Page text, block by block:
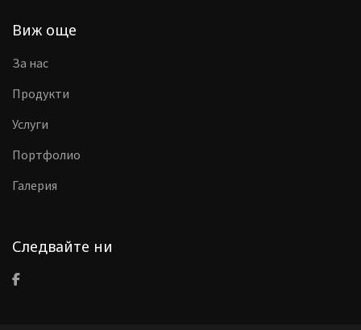
Виж още
За нас
Продукти
Услуги
Портфолио
Галерия
Следвайте ни